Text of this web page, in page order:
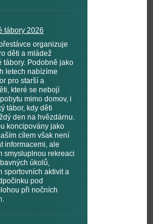
tábory 2026
organizuje
děti a mládež
tábory. Podobně jako
letech nabízíme
pro starší a
které se nebojí
mimo domov, i
tábor, kdy děti
den na hvězdárnu.
koncipovány jako
cílem však není
informacemi, ale
smysluplnou rekreaci
úkolů,
sportovních aktivit a
pod
při nočních